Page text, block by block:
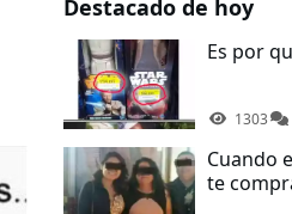
Destacado de hoy
Es por
1303
Cuando
te